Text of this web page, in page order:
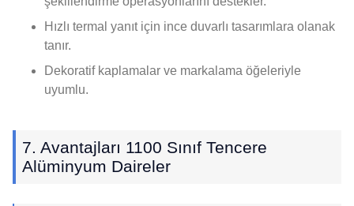
Hızlı termal yanıt için ince duvarlı tasarımlara olanak
tanır.
Dekoratif kaplamalar ve markalama öğeleriyle
uyumlu.
7. Avantajları 1100 Sınıf Tencere
Alüminyum Daireler